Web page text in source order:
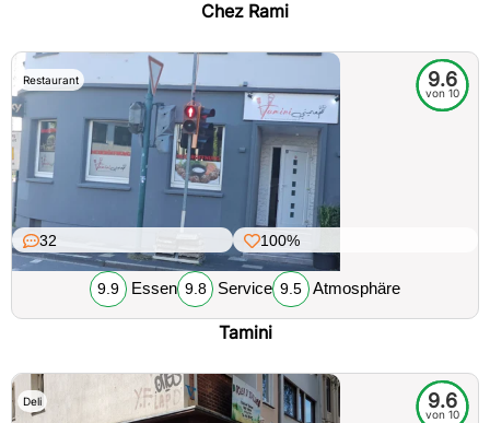
Chez Rami
Restaurant 9.6
von 10
32 100%
9.9 Essen 9.8 Service 9.5 Atmosphäre
Tamini
Deli 9.6
von 10